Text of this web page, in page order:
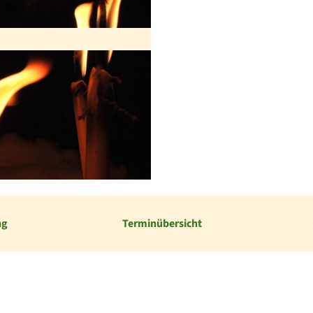
Terminübersicht